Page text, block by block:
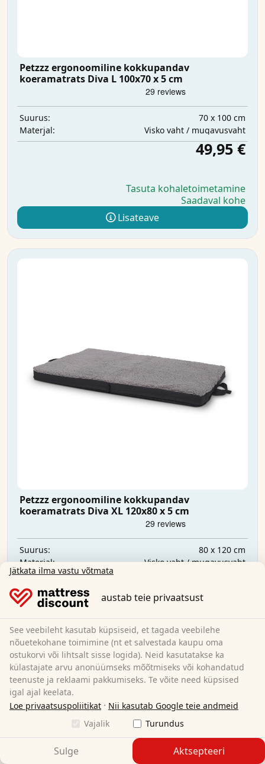
Petzzz ergonoomiline kokkupandav
koeramatrats Diva L 100x70 x 5 cm
Suurus:
70 x 100 cm
Materjal:
Visko vaht / mugavusvaht
49,95 €
Tasuta kohaletoimetamine
Saadaval kohe
Lisateave
Petzzz ergonoomiline kokkupandav
koeramatrats Diva XL 120x80 x 5 cm
Suurus:
80 x 120 cm
Materjal:
Visko vaht / mugavusvaht
Tasuta kohaletoimetamine
Saadaval kohe
Lisateave
Jätkata ilma vastu võtmata
austab teie privaatsust
See veebileht kasutab küpsiseid, et tagada veebilehe
nõuetekohane toimimine (nt et salvestada kaupu oma
ostukorvi või lihtsalt sisse logida). Neid kasutatakse ka
külastajate arvu anonüümseks mõõtmiseks või kohandatud
teenuste ja reklaami pakkumiseks. Te võite need küpsised
igal ajal keelata.
Loe privaatsuspoliitikat · Nii kasutab Google teie andmeid
Vajalik
Turundus
Sulge Aktsepteeri